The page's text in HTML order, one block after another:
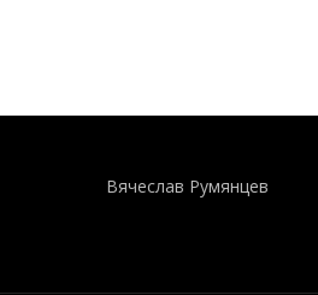
Вячеслав Румянцев